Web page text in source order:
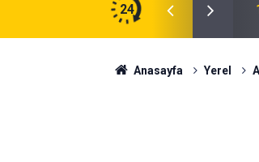
24
sonra nikâh masasına oturdu
Anasayfa Yerel